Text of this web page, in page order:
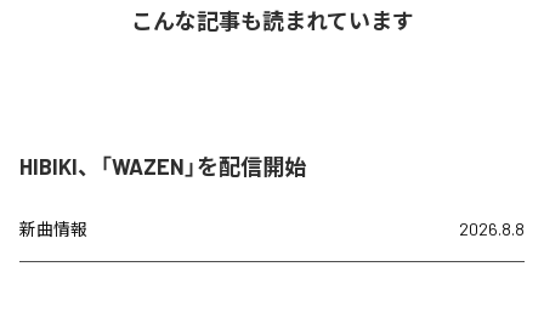
こんな記事も読まれています
HIBIKI、「WAZEN」を配信開始
新曲情報 2026.8.8